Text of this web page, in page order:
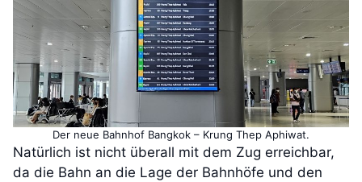
Der neue Bahnhof Bangkok – Krung Thep Aphiwat.
Natürlich ist nicht überall mit dem Zug erreichbar,
da die Bahn an die Lage der Bahnhöfe und den